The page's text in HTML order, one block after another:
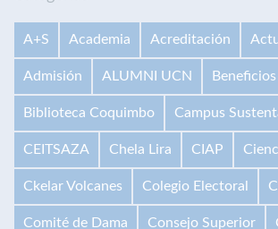
A+S Academia Acreditación
Admisión ALUMNI UCN Beneficios
Biblioteca Coquimbo Campus
CEITSAZA Chela Lira CIAP
Ckelar Volcanes Colegio Electoral
Comité de Dama Consejo Superior